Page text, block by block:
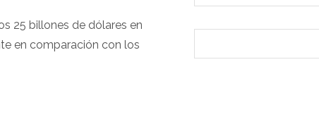
25 billones de dólares en
en comparación con los